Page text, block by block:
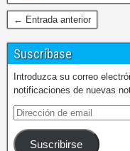
← Entrada anterior
Suscríbase
Introduzca su correo
notificaciones de nuevas
Suscribirse